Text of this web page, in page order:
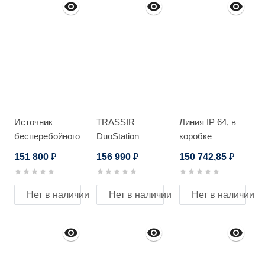
Источник
бесперебойного
151 800 ₽
Нет в наличии
TRASSIR
DuoStation
156 990₽
Нет в наличии
Линия IP 64, в
коробке
150 742,85 ₽
Нет в наличии